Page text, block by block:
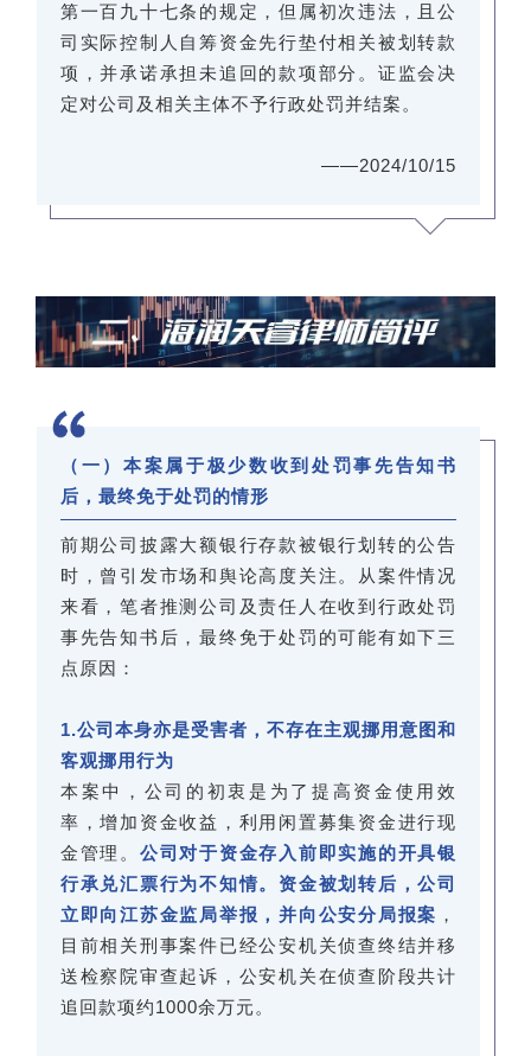
第一百九十七条的规定，但属初次违法，且公
司实际控制人自筹资金先行垫付相关被划转款
项，并承诺承担未追回的款项部分。证监会决
定对公司及相关主体不予行政处罚并结案。
——2024/10/15
（一）本案属于极少数收到处罚事先告知书
后，最终免于处罚的情形
前期公司披露大额银行存款被银行划转的公告
时，曾引发市场和舆论高度关注。从案件情况
来看，笔者推测公司及责任人在收到行政处罚
事先告知书后，最终免于处罚的可能有如下三
点原因：
1.公司本身亦是受害者，不存在主观挪用意图和
客观挪用行为
本案中，公司的初衷是为了提高资金使用效
率，增加资金收益，利用闲置募集资金进行现
金管理。 公司对于资金存入前即实施的开具银
行承兑汇票行为不知情。资金被划转后，公司
立即向江苏金监局举报，并向公安分局报案 ，
目前相关刑事案件已经公安机关侦查终结并移
送检察院审查起诉，公安机关在侦查阶段共计
追回款项约1000余万元。